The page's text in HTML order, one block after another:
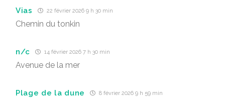
Vias 22 février 2026 9 h 30 min
Chemin du tonkin
n/c 14 février 2026 7 h 30 min
Avenue de la mer
Plage de la dune 8 février 2026 9 h 59 min